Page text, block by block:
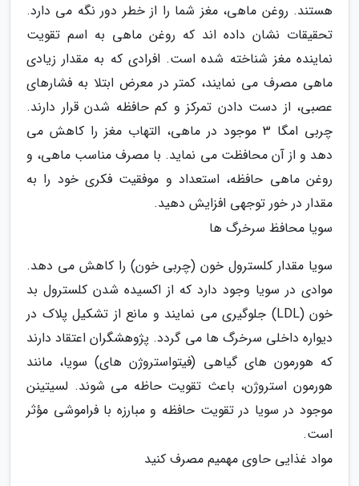
هستند. روغن ماهی، مغز شما را از خطر دور نگه می دارد.
تحقیقات نشان داده اند که روغن ماهی به اسم تقویت
نماینده مغز شناخته شده است. افرادی که به مقدار زیادی
ماهی مصرف می نمایند، کمتر در معرض ابتلا به فشارهای
عصبی، از دست دادن تمرکز و کم حافظه شدن قرار دارند.
چربی امگا 3 موجود در ماهی، التهاب مغز را کاهش می
دهد و از آن محافظت می نماید. با مصرف مناسب ماهی، و
روغن ماهی حافظه، استعداد و موفقیت فکری خود را به
مقدار در خور توجهی افزایش دهید.
سویا محافظ سرخرگ ها
سویا مقدار کلسترول خون (چربی خون) را کاهش می دهد.
موادی در سویا وجود دارد که از اکسیده شدن کلسترول بد
خون (LDL) جلوگیری می نمایند و مانع از تشکیل پلاک در
دیواره داخلی سرخرگ ها می گردد. پژوهشگران اعتقاد دارند
که هورمون های گیاهی (فیتواستروژن های) سویا، مانند
هورمون استروژن، باعث تقویت حاظه می شوند. لسیتینن
موجود در سویا در تقویت حافظه و مبارزه با فراموشی مؤثر
است.
مواد غذایی حاوی مهمیم مصرف کنید